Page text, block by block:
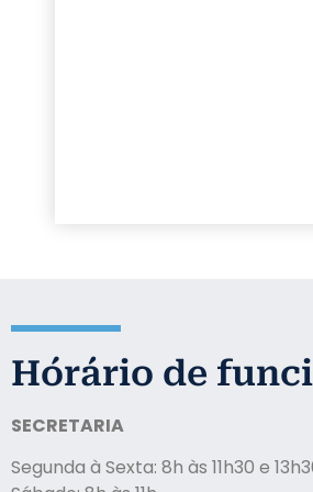
Ho´rário de
SECRETARIA
Segunda à Sexta: 8h às 11h30 e